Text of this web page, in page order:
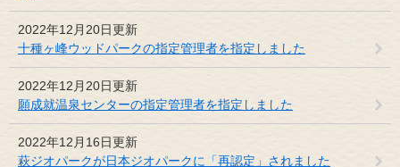
2022年12月20日更新
十種ヶ峰ウッドパークの指定管理者を指定しました
2022年12月20日更新
願成就温泉センターの指定管理者を指定しました
2022年12月16日更新
萩ジオパークが日本ジオパークに「再認定」されました